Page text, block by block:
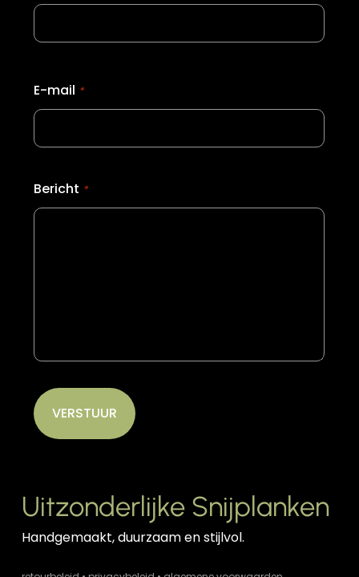
E-mail *
Bericht *
Uitzonderlijke Snijplanken
Handgemaakt, duurzaam en stijlvol.